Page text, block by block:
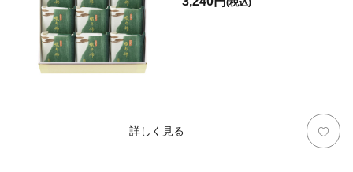
(税込)
詳しく見る